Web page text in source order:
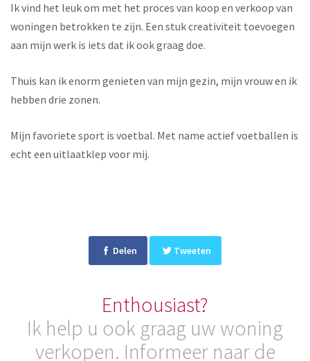
Ik vind het leuk om met het proces van koop en verkoop van
woningen betrokken te zijn. Een stuk creativiteit toevoegen
aan mijn werk is iets dat ik ook graag doe.
Thuis kan ik enorm genieten van mijn gezin, mijn vrouw en ik
hebben drie zonen.
Mijn favoriete sport is voetbal. Met name actief voetballen is
echt een uitlaatklep voor mij.
Delen Tweeten
Enthousiast?
Ik help u ook graag uw woning
verkopen. Informeer naar de